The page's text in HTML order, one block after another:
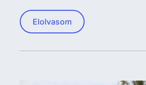
Elolvasom